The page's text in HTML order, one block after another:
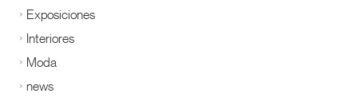
Exposiciones
Interiores
Moda
news